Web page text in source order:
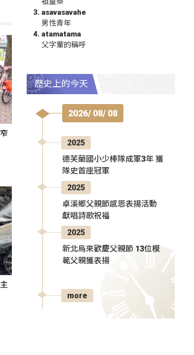
asavasavahe
男性青年
atamatama
父字輩的稱呼
歷史上的今天
2026/ 08/ 08
2025
德芙蘭國小少棒隊成軍3年 獲
隊史首座冠軍
2025
卓溪鄉父親節感恩表揚活動
獻唱詩歌祝福
2025
新北烏來歡慶父親節 13位模
範父親獲表揚
more